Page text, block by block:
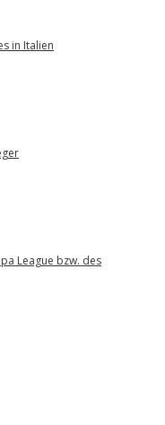
in Italien
League bzw. des